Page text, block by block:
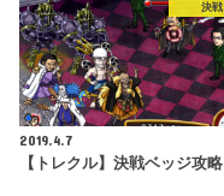
決戦
2019.4.7
【トレクル】決戦ベッジ攻略